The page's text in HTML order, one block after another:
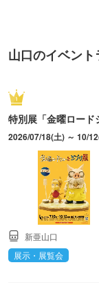
山口のイベン
特別展「金曜ロード
新亜山口
展示・展覧会